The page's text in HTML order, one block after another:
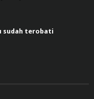
sudah terobati